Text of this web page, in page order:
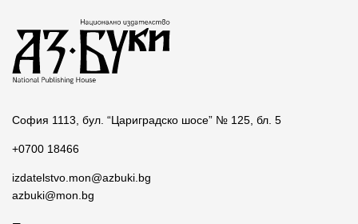
София 1113, бул. “Цариградско шосе” № 125, бл. 5
+0700 18466
izdatelstvo.mon@azbuki.bg
azbuki@mon.bg